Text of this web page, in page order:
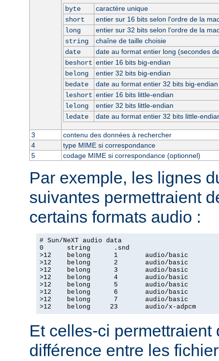
byte
caractère unique
short
entier sur 16 bits selon l'ordre de la
long
entier sur 32 bits selon l'ordre de la
string
chaîne de taille choisie
date
date au format entier long (secondes
beshort entier 16 bits big-endian
belong
entier 32 bits big-endian
bedate
date au format entier 32 bits big-endian
leshort entier 16 bits little-endian
lelong
entier 32 bits little-endian
ledate
date au format entier 32 bits little-
3
contenu des données à rechercher
4
type MIME si correspondance
5
codage MIME si correspondance (optionnel)
Par exemple, les lignes
suivantes permettraient
certains formats audio :
# Sun/NeXT audio data
0      string      .snd
>12    belong      1       audio/basic
>12    belong      2       audio/basic
>12    belong      3       audio/basic
>12    belong      4       audio/basic
>12    belong      5       audio/basic
>12    belong      6       audio/basic
>12    belong      7       audio/basic
>12    belong     23       audio/x-adpcm
Et celles-ci permettraient
différence entre les